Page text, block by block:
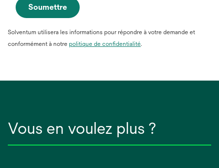
Soumettre
Solventum utilisera les informations pour répondre à votre demande et
conformément à notre politique de confidentialité.
Vous en voulez plus ?